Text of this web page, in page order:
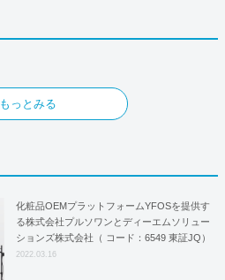
もっとみる
化粧品OEMプラットフォームYFOSを提供す
る株式会社プルソワンとディーエムソリュー
ションズ株式会社（ コード：6549 東証JQ）
はYFOSにおけるロジスティクスパートナー
2022.03.16